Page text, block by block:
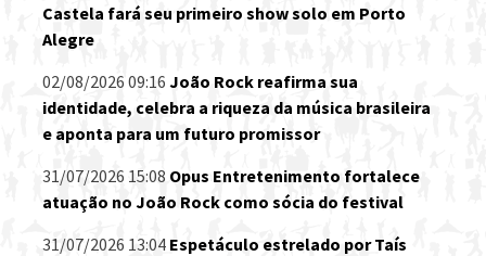
Castela fará seu primeiro show solo em Porto
Alegre
02/08/2026 09:16 João Rock reafirma sua
identidade, celebra a riqueza da música brasileira
e aponta para um futuro promissor
31/07/2026 15:08 Opus Entretenimento fortalece
atuação no João Rock como sócia do festival
31/07/2026 13:04 Espetáculo estrelado por Taís